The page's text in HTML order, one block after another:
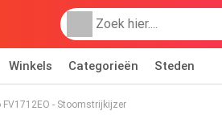
Winkels Categorieën Steden
FV1712EO - Stoomstrijkijzer